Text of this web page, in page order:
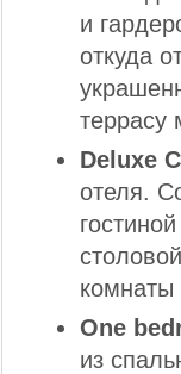
и
откуда
террасу
Deluxe
отеля.
комнаты
One
из